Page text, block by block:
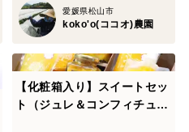
愛媛県松山市
koko'o(ココオ)農園
【化粧箱入り】スイートセッ
ト（ジュレ＆コンフィチュー